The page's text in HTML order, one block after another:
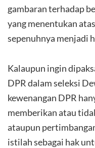
gambaran terhadap
yang menentukan
sepenuhnya menjadi
Kalaupun ingin
DPR dalam seleksi
kewenangan DPR
memberikan atau
ataupun
istilah sebagai hak